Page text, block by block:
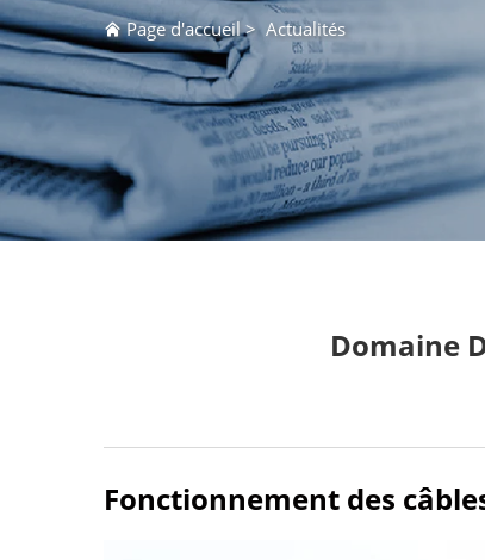
Page d'accueil> Actualités
Domaine
Fonctionnement des